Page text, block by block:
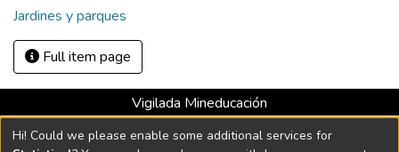
Jardines y parques
Full item page
Vigilada Mineducación
Universidad con Acreditación Institucional hasta 2026 -
Resolución MEN 2158 de 2018
Hi! Could we please enable some additional services for